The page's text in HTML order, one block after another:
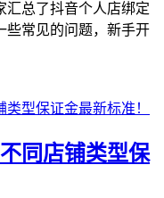
汇总了抖音个人店绑定
些常见的问题，新手开
同店铺类型保